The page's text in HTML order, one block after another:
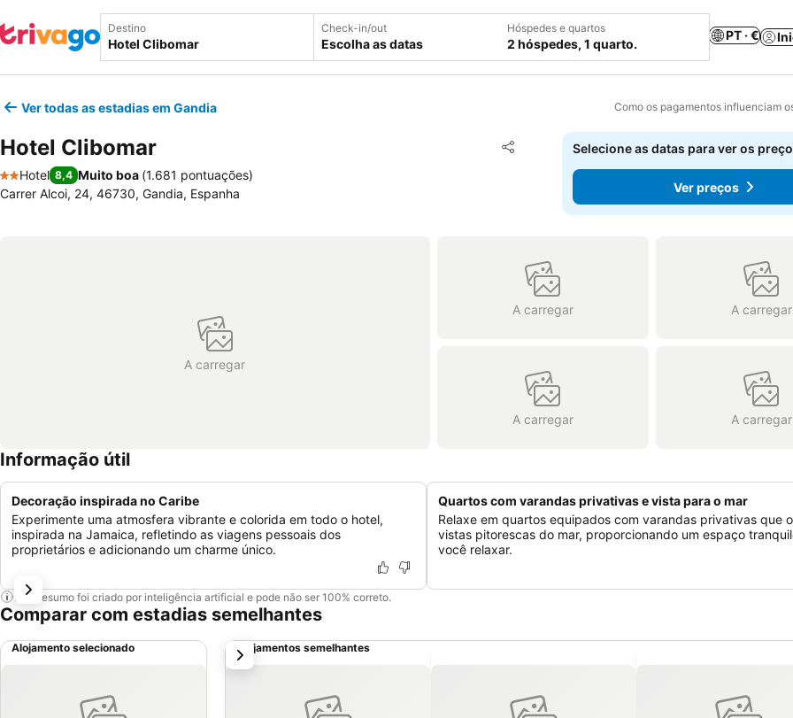
Destino Check-in/out
Escolha as datas
Hóspedes e quartos
2 hóspedes, 1 quarto.
PT · €
Ver todas as estadias em Gandia Como os pagamentos influenciam
Hotel Clibomar Partilhar
Adicionar aos favoritos
2 Estrelas
Hotel 8,4 Muito boa (1.681 pontuações)
Carrer Alcoi, 24, 46730, Gandia, Espanha
Selecione as datas para ver os
Ver preços
A carregar
A carregar A carregar
A carregar A carregar
Informação útil
Decoração inspirada no Caribe
Experimente uma atmosfera vibrante e colorida em todo o hotel,
inspirada na Jamaica, refletindo as viagens pessoais dos
proprietários e adicionando um charme único.
Quartos com varandas privativas e vista para o mar
Relaxe em quartos equipados com varandas privativas que
vistas pitorescas do mar, proporcionando um espaço
você relaxar.
Este resumo foi criado por inteligência artificial e pode não ser 100% correto.
Comparar com estadias semelhantes
Alojamento selecionado Alojamentos semelhantes
próximo